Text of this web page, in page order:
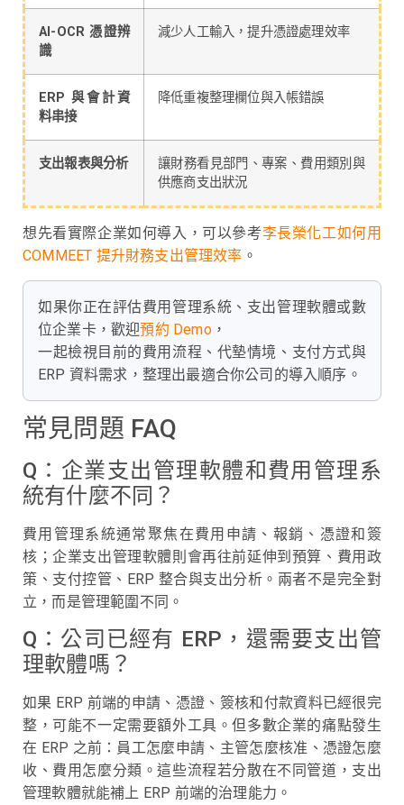
AI-OCR 憑證辨
識
減少人工輸入，提升憑證處理效率
ERP 與會計資
料串接
降低重複整理欄位與入帳錯誤
支出報表與分析
讓財務看見部門、專案、費用類別與
供應商支出狀況
想先看實際企業如何導入，可以參考李長榮化工如何用
COMMEET 提升財務支出管理效率 。
如果你正在評估費用管理系統、支出管理軟體或數
位企業卡，歡迎預約 Demo，
一起檢視目前的費用流程、代墊情境、支付方式與
ERP 資料需求，整理出最適合你公司的導入順序。
常見問題 FAQ
Q：企業支出管理軟體和費用管理系
統有什麼不同？
費用管理系統通常聚焦在費用申請、報銷、憑證和簽
核；企業支出管理軟體則會再往前延伸到預算、費用政
策、支付控管、ERP 整合與支出分析。兩者不是完全對
立，而是管理範圍不同。
Q：公司已經有 ERP，還需要支出管
理軟體嗎？
如果 ERP 前端的申請、憑證、簽核和付款資料已經很完
整，可能不一定需要額外工具。但多數企業的痛點發生
在 ERP 之前：員工怎麼申請、主管怎麼核准、憑證怎麼
收、費用怎麼分類。這些流程若分散在不同管道，支出
管理軟體就能補上 ERP 前端的治理能力。